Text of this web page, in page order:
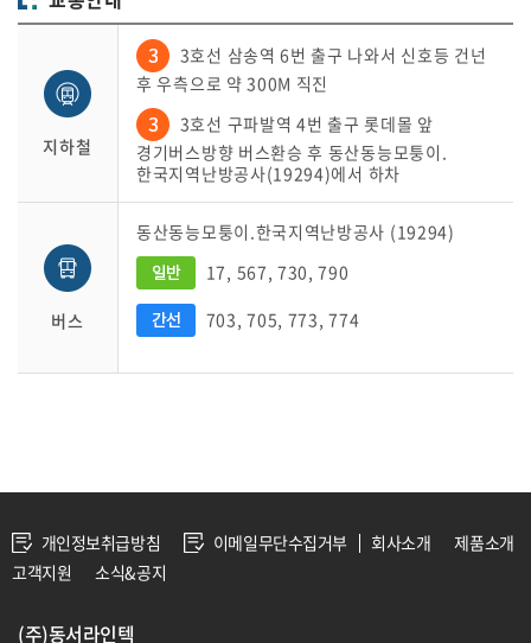
지하철
3호선 삼송역 6번 출구 나와서 신호등 건넌
후 우측으로 약 300M 직진
3호선 구파발역 4번 출구 롯데몰 앞
경기버스방향 버스환승 후 동산동능모퉁이.
한국지역난방공사(19294)에서 하차
버스
동산동능모퉁이.한국지역난방공사 (19294)
17, 567, 730, 790
703, 705, 773, 774
개인정보취급방침 이메일무단수집거부 회사소개
제품소개
고객지원
소식&공지
(주)동서라인텍